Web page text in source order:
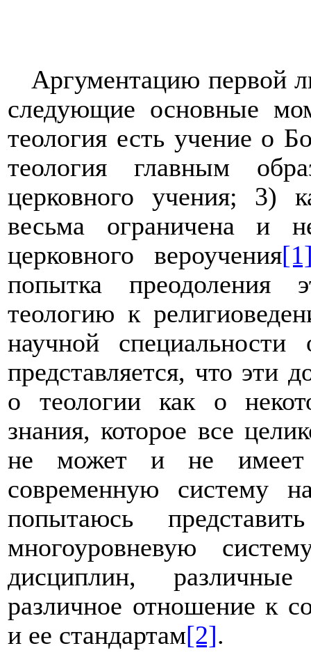
Аргументацию первой
следующие основные
теология есть учение о
теология главным
церковного учения; 3)
весьма ограничена и
церковного вероучения
попытка преодоления
теологию к
научной
представляется, что эти
о теологии как о
знания, которое все
не может и не имеет
современную систему
попытаюсь
многоуровневую
дисциплин,
различное отношение к
и ее стандартам[2].